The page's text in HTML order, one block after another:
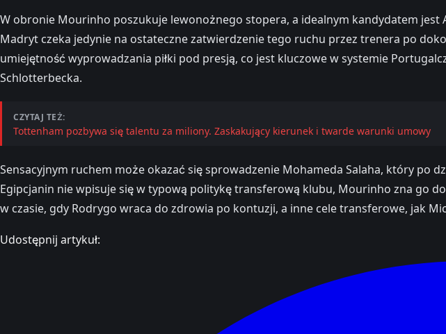
W obronie Mourinho poszukuje lewonożnego stopera, a idealnym kandydatem jest
Madryt czeka jedynie na ostateczne zatwierdzenie tego ruchu przez trenera po
umiejętność wyprowadzania piłki pod presją, co jest kluczowe w systemie
Schlotterbecka.
CZYTAJ TEŻ:
Tottenham pozbywa się talentu za miliony. Zaskakujący kierunek i twarde warunki umowy
Sensacyjnym ruchem może okazać się sprowadzenie Mohameda Salaha, który po
Egipcjanin nie wpisuje się w typową politykę transferową klubu, Mourinho zna go
w czasie, gdy Rodrygo wraca do zdrowia po kontuzji, a inne cele transferowe, jak
Udostępnij artykuł: